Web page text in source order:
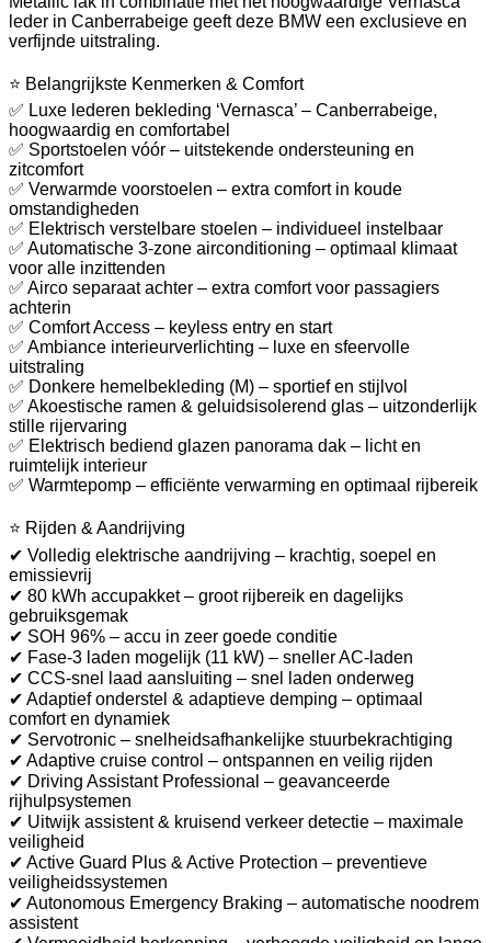
leder in Canberrabeige geeft deze BMW een exclusieve en
verfijnde uitstraling.
⭐ Belangrijkste Kenmerken & Comfort
✅ Luxe lederen bekleding ‘Vernasca’ – Canberrabeige,
hoogwaardig en comfortabel
✅ Sportstoelen vóór – uitstekende ondersteuning en
zitcomfort
✅ Verwarmde voorstoelen – extra comfort in koude
omstandigheden
✅ Elektrisch verstelbare stoelen – individueel instelbaar
✅ Automatische 3-zone airconditioning – optimaal klimaat
voor alle inzittenden
✅ Airco separaat achter – extra comfort voor passagiers
achterin
✅ Comfort Access – keyless entry en start
✅ Ambiance interieurverlichting – luxe en sfeervolle
uitstraling
✅ Donkere hemelbekleding (M) – sportief en stijlvol
✅ Akoestische ramen & geluidsisolerend glas – uitzonderlijk
stille rijervaring
✅ Elektrisch bediend glazen panorama dak – licht en
ruimtelijk interieur
✅ Warmtepomp – efficiënte verwarming en optimaal rijbereik
⭐ Rijden & Aandrijving
✔ Volledig elektrische aandrijving – krachtig, soepel en
emissievrij
✔ 80 kWh accupakket – groot rijbereik en dagelijks
gebruiksgemak
✔ SOH 96% – accu in zeer goede conditie
✔ Fase-3 laden mogelijk (11 kW) – sneller AC-laden
✔ CCS-snel laad aansluiting – snel laden onderweg
✔ Adaptief onderstel & adaptieve demping – optimaal
comfort en dynamiek
✔ Servotronic – snelheidsafhankelijke stuurbekrachtiging
✔ Adaptive cruise control – ontspannen en veilig rijden
✔ Driving Assistant Professional – geavanceerde
rijhulpsystemen
✔ Uitwijk assistent & kruisend verkeer detectie – maximale
veiligheid
✔ Active Guard Plus & Active Protection – preventieve
veiligheidssystemen
✔ Autonomous Emergency Braking – automatische noodrem
assistent